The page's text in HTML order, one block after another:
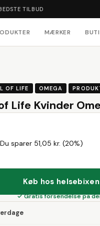
TILBUD
MÆRKER
OF LIFE OMEGA
Life Kvinder
Du sparer 51,05 kr. (20%)
Køb hos
✓ Gratis forsendelse på